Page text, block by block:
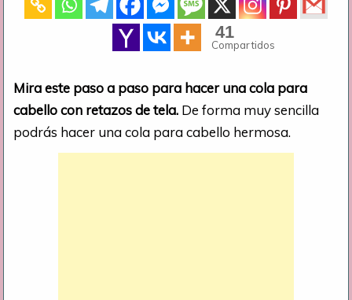
41
Compartidos
Mira este paso a paso para hacer una cola para
cabello con retazos de tela. De forma muy sencilla
podrás hacer una cola para cabello hermosa.